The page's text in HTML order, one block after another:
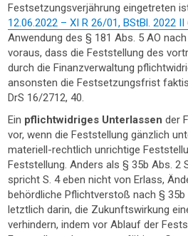
Festsetzungsverjährung eingetreten
12.06.2022 – XI R 26/01, BStBl. 2022 II
Anwendung des § 181 Abs. 5 AO
voraus, dass die Feststellung des
durch die Finanzverwaltung
ansonsten die Festsetzungsfrist
DrS 16/2712, 40.
Ein pflichtwidriges Unterlassen der
vor, wenn die Feststellung gänzlich
materiell-rechtlich unrichtige
Feststellung. Anders als § 35b Abs. 2
spricht S. 4 eben nicht von Erlass,
behördliche Pflichtverstoß nach § 35b
letztlich darin, die Zukunftswirkung
verhindern, indem vor Ablauf der